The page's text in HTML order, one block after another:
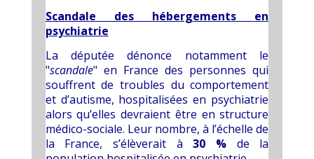
Scandale des hébergements en
psychiatrie
La députée dénonce notamment le
"scandale" en France des personnes qui
souffrent de troubles du comportement
et d’autisme, hospitalisées en psychiatrie
alors qu’elles devraient être en structure
médico-sociale. Leur nombre, à l’échelle de
la France, s’élèverait à30 %de la